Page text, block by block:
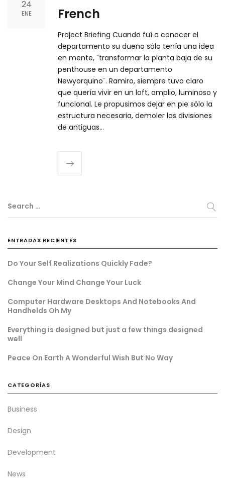
24
ENE French
Project Briefing Cuando fuí a conocer el
departamento su dueño sólo tenía una idea
en mente, ¨transformar la planta baja de su
penthouse en un departamento
Newyorquino¨. Ramiro, siempre tuvo claro
que quería vivir en un loft, amplio, luminoso y
funcional. Le propusimos dejar en pie sólo la
estructura necesaria, demoler las divisiones
de antiguas…
Search …
ENTRADAS RECIENTES
Do Your Self Realizations Quickly Fade?
Change Your Mind Change Your Luck
Computer Hardware Desktops And Notebooks And
Handhelds Oh My
Everything is designed but just a few things designed
well
Peace On Earth A Wonderful Wish But No Way
CATEGORÍAS
Business
Design
Development
News